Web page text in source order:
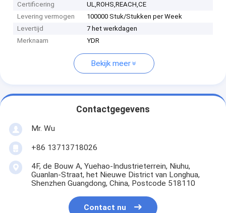
Certificering
UL,ROHS,REACH,CE
Levering vermogen
100000 Stuk/Stukken per Week
Levertijd
7 het werkdagen
Merknaam
YDR
Bekijk meer
Contactgegevens
Mr. Wu
+86 13713718026
4F, de Bouw A, Yuehao-Industrieterrein, Niuhu,
Guanlan-Straat, het Nieuwe District van Longhua,
Shenzhen Guangdong, China, Postcode 518110
Contact nu